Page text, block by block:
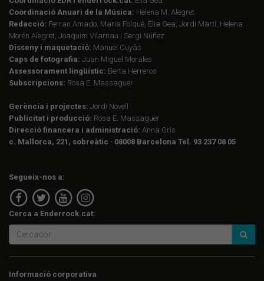
Coordinació Anuari de la Música: Helena M. Alegret
Redacció: Ferran Amado, Maria Folqué, Èlia Gea, Jordi Martí, Helena
Morén Alegret, Joaquim Vilarnau i Sergi Núñez
Disseny i maquetació: Manuel Cuyàs
Caps de fotografia: Juan Miguel Morales
Assessorament lingüístic: Berta Herreros
Subscripcions: Rosa E. Massaguer
Gerència i projectes: Jordi Novell
Publicitat i producció: Rosa E. Massaguer
Direcció financera i administració: Anna Gris
c. Mallorca, 221, sobreàtic · 08008 Barcelona Tel. 93 237 08 05
Segueix-nos a:
Cerca a Enderrock.cat:
Informació corporativa